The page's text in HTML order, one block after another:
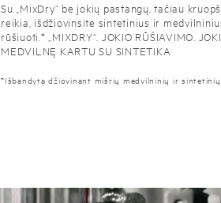
Su „MixDry“ be jokių pastangų, tačiau
reikia, išdžiovinsite sintetinius ir
rūšiuoti.* „MIXDRY“. JOKIO RŪŠIAVIMO.
MEDVILNĘ KARTU SU SINTETIKA
*Išbandyta džiovinant mišrių medvilninių ir